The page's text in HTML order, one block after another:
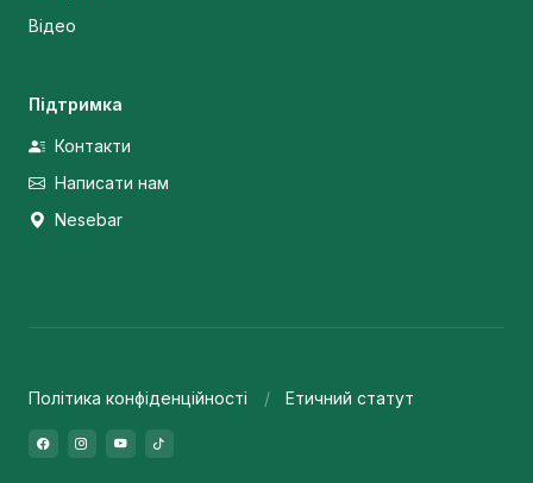
Відео
Підтримка
Контакти
Написати нам
Nesebar
Політика конфіденційності Етичний статут